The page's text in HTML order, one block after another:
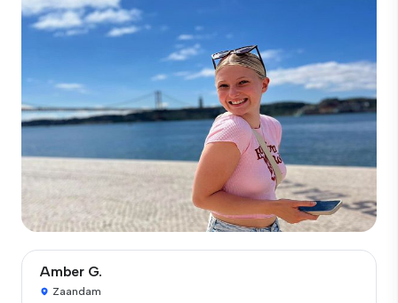
Amber G.
Zaandam